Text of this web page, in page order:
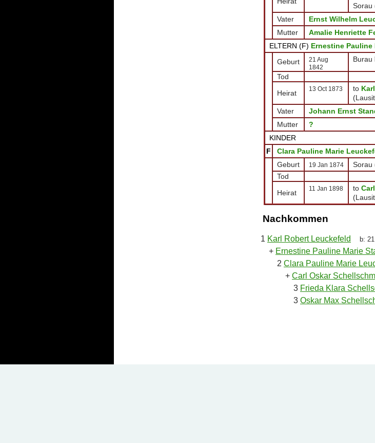
Sorau
Vater
Ernst Wilhelm
Mutter
Amalie Henriette
ELTERN (F) Ernestine Pauline
Geburt
21 Aug
1842
Burau
Tod
Heirat
13 Oct 1873 to
Vater
Johann Ernst
Mutter
?
KINDER
F
Clara Pauline Marie
Geburt
19 Jan 1874
Sorau
Tod
Heirat
11 Jan 1898 to
Nachkommen
1 Karl Robert Leuckefeld b:
+ Ernestine Pauline Marie
2 Clara Pauline Marie
+ Carl Oskar
3 Frieda Klara
3 Oskar Max